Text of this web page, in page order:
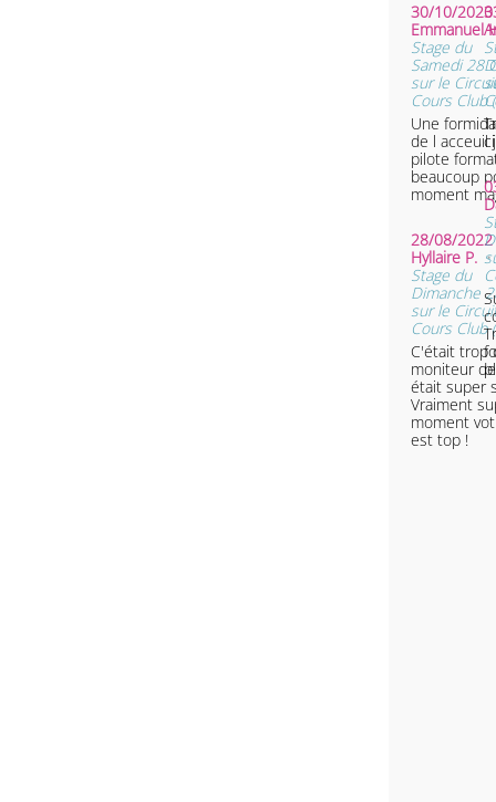
30/10/2023
Emmanuel
Stage du
Samedi 28
sur le
Cours Club
Une
de l acceuil
pilote
beaucoup
moment
28/08/2022
Hyllaire P.
Stage du
Dimanche
sur le
Cours Club
C'était trop
moniteur
était super
Vraiment
moment
est top !